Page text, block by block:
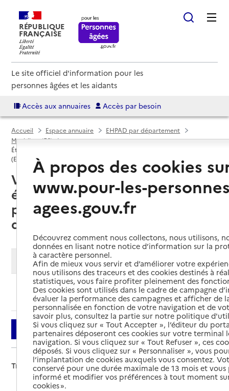
RÉPUBLIQUE
FRANÇAISE
Le site officiel d'information pour les
personnes âgées et les aidants
Accès aux annuaires Accès par besoin
Accueil Espace annuaire
EHPAD par département
Morbihan (56)
Établissement d'hébergement pour personnes âgées dépendantes
(EHPAD)
Vannes (56000) : liste des 12
établissements d'hébergement
pour personnes âgées
dépendantes (EHPAD)
Modifier ma recherche
Ajouter cette recherche aux favoris
Filtrer
Trier par :
À propos des cookies
www.pour-les-
agees.gouv.fr
Découvrez comment nous collectons, nous utilisons,
données en lisant notre notice d’information sur la
à caractère personnel.
Afin de mieux vous servir et d’améliorer votre
nous utilisons des traceurs et des cookies destinés à
statistiques, vous faire profiter pleinement des
Des cookies sont utilisés dans le cadre de campagne
évaluer la performance des campagnes et afficher de
personnalisée en fonction de votre navigation et de
savoir plus, consultez la partie sur notre politique
Si vous cliquez sur « Tout Accepter », l’éditeur du
partenaires déposeront ces cookies sur votre terminal
navigation. Si vous cliquez sur « Tout Refuser », ces
déposés. Si vous cliquez sur « Personnaliser », vous
l’implantation de cookies auxquels vous consentez.
conservé pour une durée maximale de 13 mois et
informé et modifier vos préférences à tout moment
cookies ».